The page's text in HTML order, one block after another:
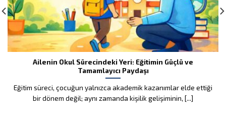
Ailenin Okul Sürecindeki Yeri: Eğitimin Güçlü ve
Tamamlayıcı Paydaşı
Eğitim süreci, çocuğun yalnızca akademik kazanımlar elde ettiği
bir dönem değil; aynı zamanda kişilik gelişiminin, [...]